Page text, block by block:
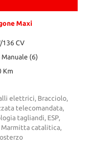
Maxi
136 CV
(6)
Km
elettrici, Bracciolo,
telecomandata,
tagliandi, ESP,
catalitica,